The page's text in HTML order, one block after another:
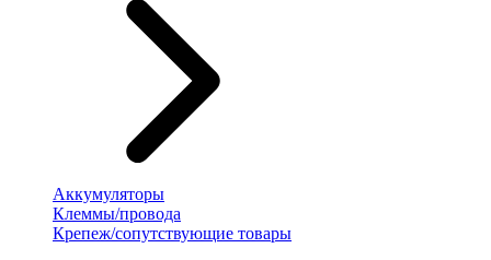
Аккумуляторы
Клеммы/провода
Крепеж/сопутствующие товары